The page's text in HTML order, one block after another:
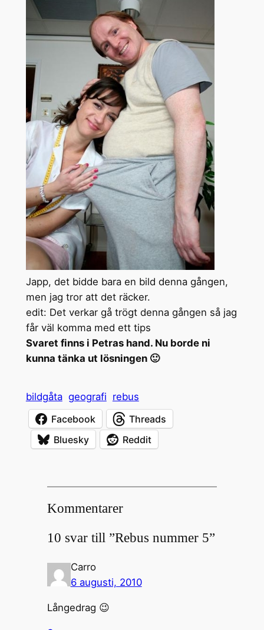
Japp, det bidde bara en bild denna gången,
men jag tror att det räcker.
edit: Det verkar gå trögt denna gången så jag
får väl komma med ett tips
Svaret finns i Petras hand. Nu borde ni
kunna tänka ut lösningen 🙂
bildgåta geografi rebus
Facebook
Threads
Bluesky
Reddit
Kommentarer
10 svar till ”Rebus nummer 5”
Carro
6 augusti, 2010
Långedrag 😉